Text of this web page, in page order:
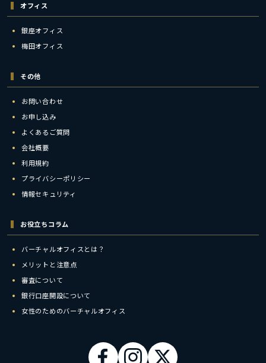
オフィス
銀座オフィス
梅田オフィス
その他
お問い合わせ
お申し込み
よくあるご質問
会社概要
利用規約
プライバシーポリシー
情報セキュリティ
お役立ちコラム
バーチャルオフィスとは？
メリットと注意点
審査について
銀行口座開設について
女性のためのバーチャルオフィス